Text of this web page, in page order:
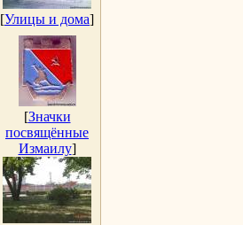
[Улицы и дома]
[Значки
посвящённые
Измаилу]